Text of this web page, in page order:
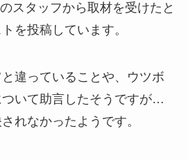
スタッフから取材を受けたと
を投稿しています。
違っていることや、ウツボ
ついて助言したそうですが…
れなかったようです。